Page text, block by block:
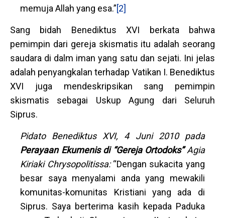
memuja Allah yang esa.”[2]
Sang bidah Benediktus XVI berkata bahwa
pemimpin dari gereja skismatis itu adalah seorang
saudara di dalm iman yang satu dan sejati. Ini jelas
adalah penyangkalan terhadap Vatikan I. Benediktus
XVI juga mendeskripsikan sang pemimpin
skismatis sebagai Uskup Agung dari Seluruh
Siprus.
Pidato Benediktus XVI, 4 Juni 2010 pada
Perayaan Ekumenis di “Gereja Ortodoks”Agia
Kiriaki Chrysopolitissa:“Dengan sukacita yang
besar saya menyalami anda yang mewakili
komunitas-komunitas Kristiani yang ada di
Siprus. Saya berterima kasih kepada Paduka